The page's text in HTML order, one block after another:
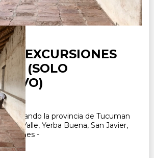
- EXCURSIONES
(SOLO
visitando la provincia de Tucuman
del Valle, Yerba Buena, San Javier,
quilmes -